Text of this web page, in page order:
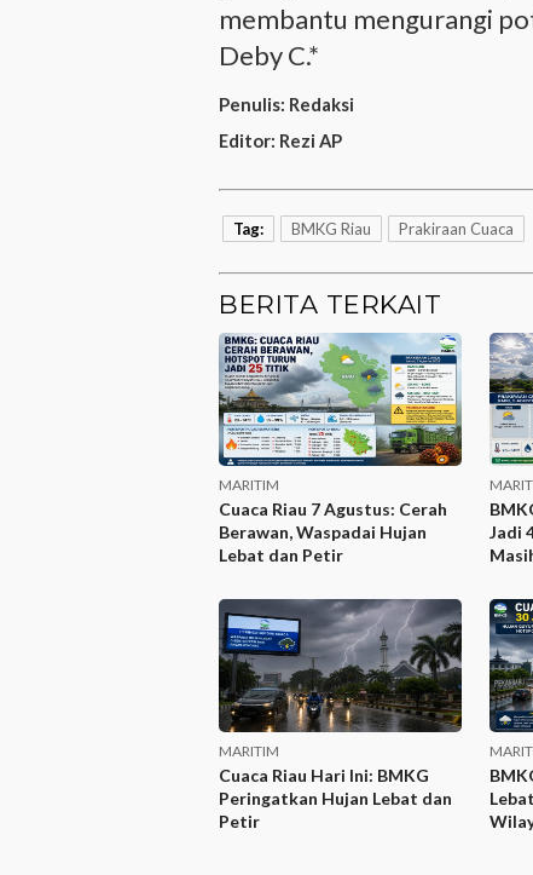
membantu mengurangi
Deby C.*
Penulis: Redaksi
Editor: Rezi AP
Tag: BMKG Riau Prakiraan Cuaca
BERITA TERKAIT
MARITIM
Cuaca Riau 7 Agustus: Cerah
Berawan, Waspadai Hujan
Lebat dan Petir
Jadi
MARITIM
Cuaca Riau Hari Ini: BMKG
Peringatkan Hujan Lebat dan
Petir